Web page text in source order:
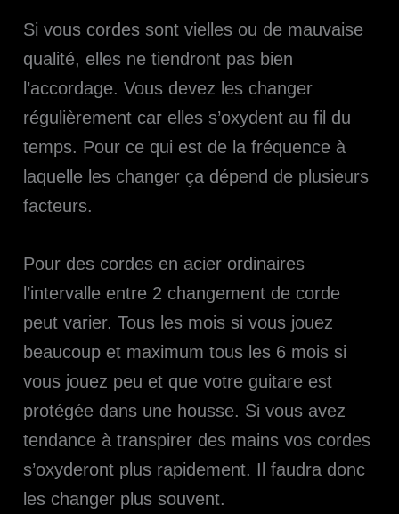
Si vous cordes sont vielles ou de mauvaise
qualité, elles ne tiendront pas bien
l’accordage. Vous devez les changer
régulièrement car elles s’oxydent au fil du
temps. Pour ce qui est de la fréquence à
laquelle les changer ça dépend de plusieurs
facteurs.
Pour des cordes en acier ordinaires
l’intervalle entre 2 changement de corde
peut varier. Tous les mois si vous jouez
beaucoup et maximum tous les 6 mois si
vous jouez peu et que votre guitare est
protégée dans une housse. Si vous avez
tendance à transpirer des mains vos cordes
s’oxyderont plus rapidement. Il faudra donc
les changer plus souvent.